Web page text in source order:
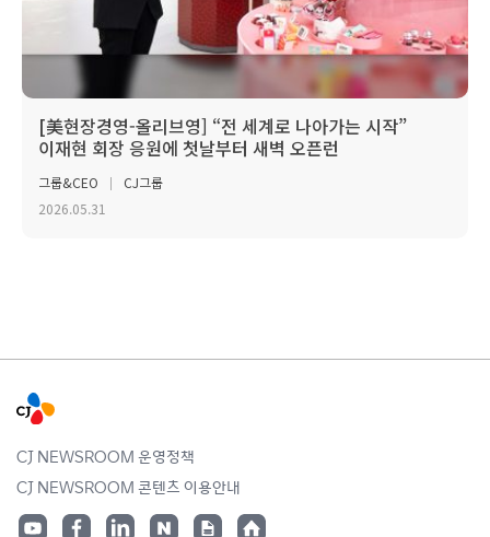
[美현장경영-올리브영] “전 세계로 나아가는 시작”
이재현 회장 응원에 첫날부터 새벽 오픈런
그룹&CEO
CJ그룹
2026.05.31
CJ NEWSROOM 운영정책
CJ NEWSROOM 콘텐츠 이용안내